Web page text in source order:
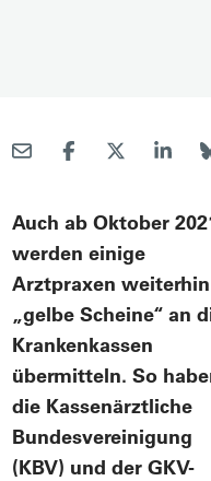
Auch ab Oktober
werden einige
Arztpraxen weiterhin
„gelbe Scheine“ an
Krankenkassen
übermitteln. So
die Kassenärztliche
Bundesvereinigung
(KBV) und der GKV-